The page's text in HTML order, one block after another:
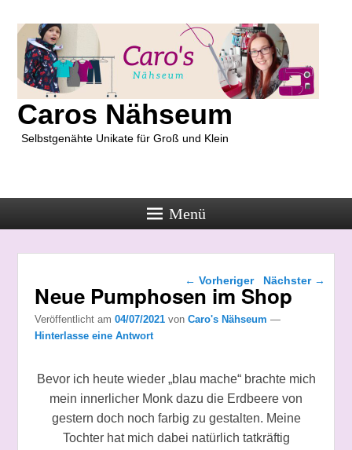
Caros Nähseum
Selbstgenähte Unikate für Groß und Klein
Menü
Beitragsnavigation
← Vorheriger Nächster →
Neue Pumphosen im Shop
Veröffentlicht am 04/07/2021 von Caro's Nähseum —
Hinterlasse eine Antwort
Bevor ich heute wieder „blau mache“ brachte mich
mein innerlicher Monk dazu die Erdbeere von
gestern doch noch farbig zu gestalten. Meine
Tochter hat mich dabei natürlich tatkräftig